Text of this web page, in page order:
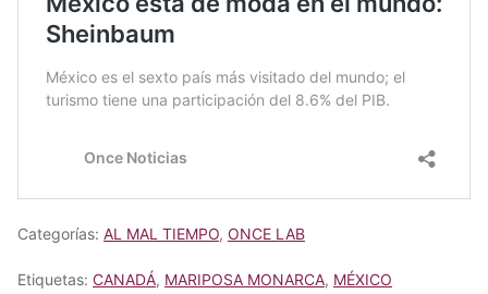
Categorías: AL MAL TIEMPO, ONCE LAB
Etiquetas: CANADÁ, MARIPOSA MONARCA, MÉXICO